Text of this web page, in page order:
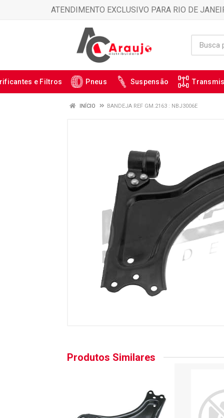
ATENDIMENTO EXCLUSIVO PARA RIO DE
e Filtros Pneus Suspensão
INÍCIO BANDEJA REF GM.2163 : NBJ3006E
Produtos Similares